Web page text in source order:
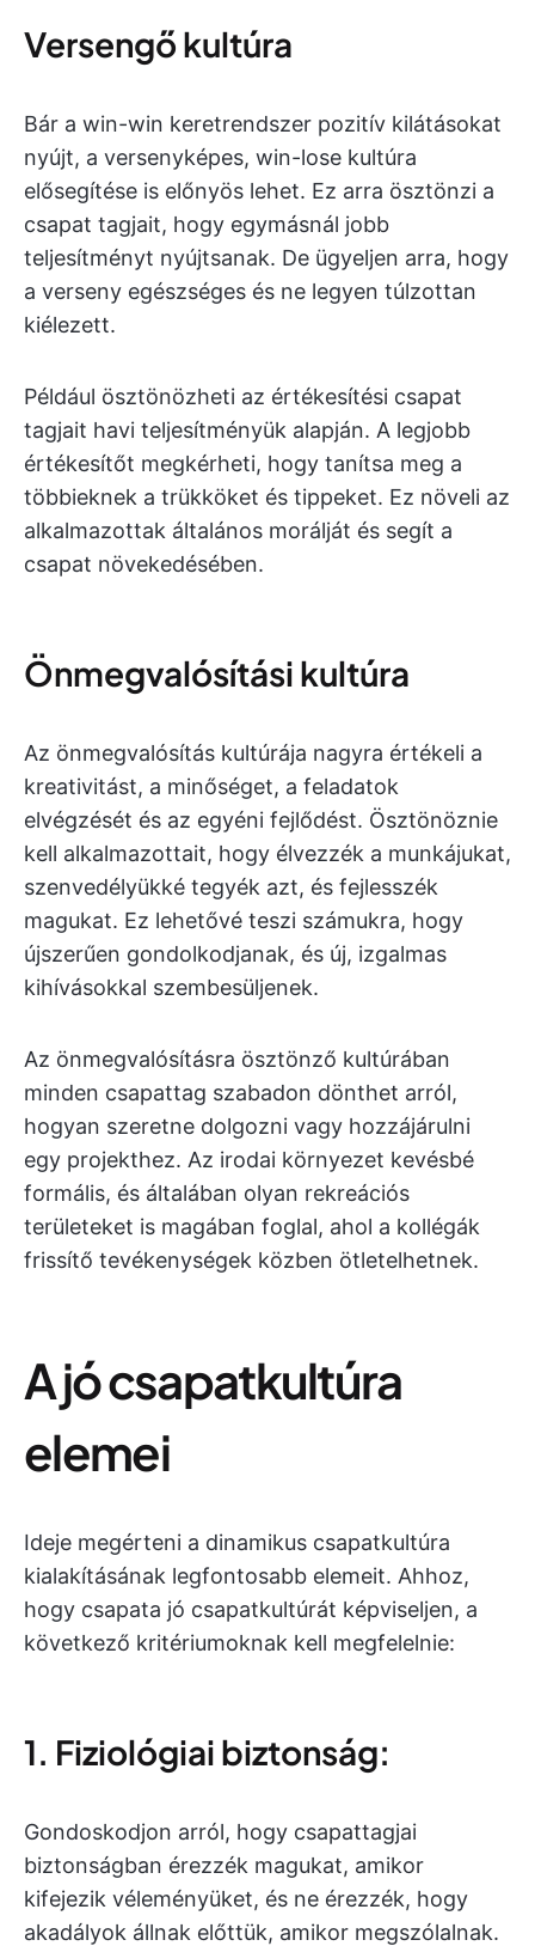
Versengő kultúra
Bár a win-win keretrendszer pozitív kilátásokat
nyújt, a versenyképes, win-lose kultúra
elősegítése is előnyös lehet. Ez arra ösztönzi a
csapat tagjait, hogy egymásnál jobb
teljesítményt nyújtsanak. De ügyeljen arra, hogy
a verseny egészséges és ne legyen túlzottan
kiélezett.
Például ösztönözheti az értékesítési csapat
tagjait havi teljesítményük alapján. A legjobb
értékesítőt megkérheti, hogy tanítsa meg a
többieknek a trükköket és tippeket. Ez növeli az
alkalmazottak általános morálját és segít a
csapat növekedésében.
Önmegvalósítási kultúra
Az önmegvalósítás kultúrája nagyra értékeli a
kreativitást, a minőséget, a feladatok
elvégzését és az egyéni fejlődést. Ösztönöznie
kell alkalmazottait, hogy élvezzék a munkájukat,
szenvedélyükké tegyék azt, és fejlesszék
magukat. Ez lehetővé teszi számukra, hogy
újszerűen gondolkodjanak, és új, izgalmas
kihívásokkal szembesüljenek.
Az önmegvalósításra ösztönző kultúrában
minden csapattag szabadon dönthet arról,
hogyan szeretne dolgozni vagy hozzájárulni
egy projekthez. Az irodai környezet kevésbé
formális, és általában olyan rekreációs
területeket is magában foglal, ahol a kollégák
frissítő tevékenységek közben ötletelhetnek.
A jó csapatkultúra
elemei
Ideje megérteni a dinamikus csapatkultúra
kialakításának legfontosabb elemeit. Ahhoz,
hogy csapata jó csapatkultúrát képviseljen, a
következő kritériumoknak kell megfelelnie:
1. Fiziológiai biztonság:
Gondoskodjon arról, hogy csapattagjai
biztonságban érezzék magukat, amikor
kifejezik véleményüket, és ne érezzék, hogy
akadályok állnak előttük, amikor megszólalnak.